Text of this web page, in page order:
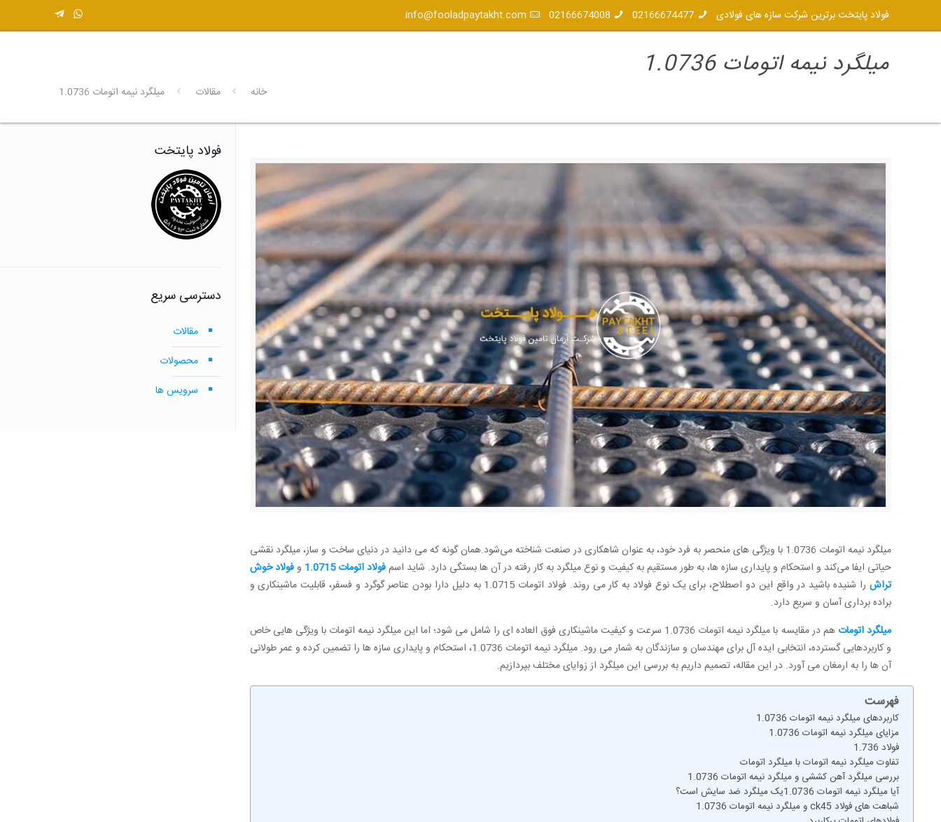
فولاد پایتخت برترین شرکت سازه های فولادی 02166674477
02166674008
info@fooladpaytakht.com
میلگرد نیمه اتومات 1.0736
خانه مقالات میلگرد نیمه اتومات 1.0736
میلگرد نیمه اتومات 1.0736 با ویژگی ‌های منحصر به فرد خود، به عنوان شاهکاری در صنعت شناخته می‌شود.همان گونه که می دانید در دنیای ساخت و ساز، میلگرد نقشی
حیاتی ایفا می‌کند و استحکام و پایداری سازه‌ ها، به طور مستقیم به کیفیت و نوع میلگرد به کار رفته در آن ‌ها بستگی دارد. شاید اسمفولاد اتومات 1.0715 وفولاد خوش
تراش
را شنیده باشید در واقع این دو اصطلاح، برای یک نوع فولاد به کار می روند. فولاد اتومات 1.0715 به دلیل دارا بودن عناصر گوگرد و فسفر، قابلیت ماشینکاری و
براده برداری آسان و سریع دارد.
میلگرد اتومات
هم در مقایسه با میلگرد نیمه اتومات 1.0736 سرعت و کیفیت ماشینکاری فوق العاده ای را شامل می شود؛ اما این میلگرد نیمه اتومات با ویژگی ‌هایی خاص
و کاربردهایی گسترده، انتخابی ایده‌ آل برای مهندسان و سازندگان به شمار می رود. میلگرد نیمه اتومات 1.0736، استحکام و پایداری سازه ‌ها را تضمین کرده و عمر طولانی
آن ‌ها را به ارمغان می ‌آورد. در این مقاله، تصمیم داریم به بررسی این میلگرد از زوایای مختلف بپردازیم.
فهرست
کاربردهای میلگرد نیمه اتومات 1.0736
مزایای میلگرد نیمه اتومات 1.0736
فولاد 1.736
تفاوت میلگرد نیمه اتومات با میلگرد اتومات
بررسی میلگرد آهن کششی و میلگرد نیمه اتومات 1.0736
آیا میلگرد نیمه اتومات 1.0736یک میلگرد ضد سایش است؟
شباهت های فولاد ck45 و میلگرد نیمه اتومات 1.0736
فولاد پایتخت
دسترسی سریع
مقالات
محصولات
سرویس ها